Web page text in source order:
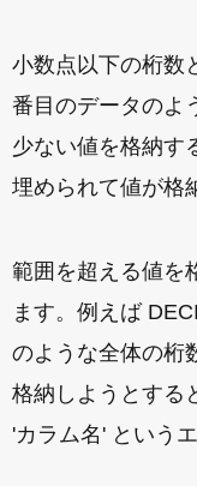
小数点以下の桁数
番目のデータのよ
少ない値を格納す
埋められて値が格
範囲を超える値を
ます。例えば
のような全体の桁
格納しようとする
'カラム名' という